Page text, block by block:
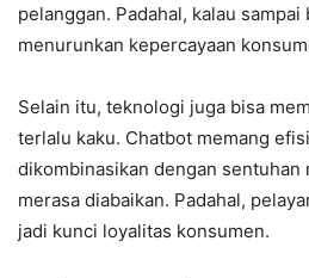
pelanggan. Padahal, kalau
menurunkan kepercayaan
Selain itu, teknologi juga bisa
terlalu kaku. Chatbot memang
dikombinasikan dengan sentuhan
merasa diabaikan. Padahal,
jadi kunci loyalitas konsumen.